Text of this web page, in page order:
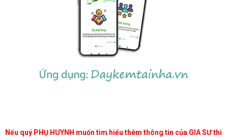
Nếu quý PHỤ HUYNH muốn tìm hiểu thêm thông tin của GIA SƯ thì